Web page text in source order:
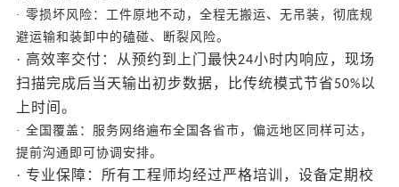
· 零损坏风险：工件原地不动，全程无搬运、无吊装，彻底规
避运输和装卸中的磕碰、断裂风险。
· 高效率交付：从预约到上门最快24小时内响应，现场
扫描完成后当天输出初步数据，比传统模式节省50%以
上时间。
· 全国覆盖：服务网络遍布全国各省市，偏远地区同样可达，
提前沟通即可协调安排。
· 专业保障：所有工程师均经过严格培训，设备定期校